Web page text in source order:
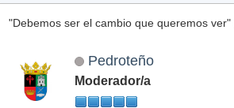
"Debemos ser el cambio que queremos ver"
Pedroteño
Moderador/a